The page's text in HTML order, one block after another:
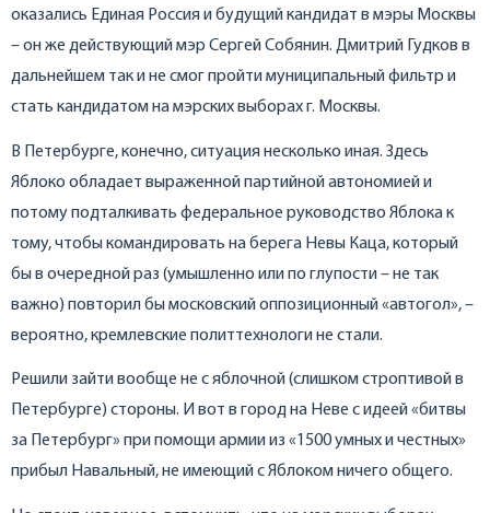
оказались Единая Россия и будущий кандидат в мэры Москвы
– он же действующий мэр Сергей Собянин. Дмитрий Гудков в
дальнейшем так и не смог пройти муниципальный фильтр и
стать кандидатом на мэрских выборах г. Москвы.
В Петербурге, конечно, ситуация несколько иная. Здесь
Яблоко обладает выраженной партийной автономией и
потому подталкивать федеральное руководство Яблока к
тому, чтобы командировать на берега Невы Каца, который
бы в очередной раз (умышленно или по глупости – не так
важно) повторил бы московский оппозиционный «автогол», –
вероятно, кремлевские политтехнологи не стали.
Решили зайти вообще не с яблочной (слишком строптивой в
Петербурге) стороны. И вот в город на Неве с идеей «битвы
за Петербург» при помощи армии из «1500 умных и честных»
прибыл Навальный, не имеющий с Яблоком ничего общего.